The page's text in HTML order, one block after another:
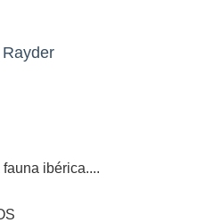
ibérica....